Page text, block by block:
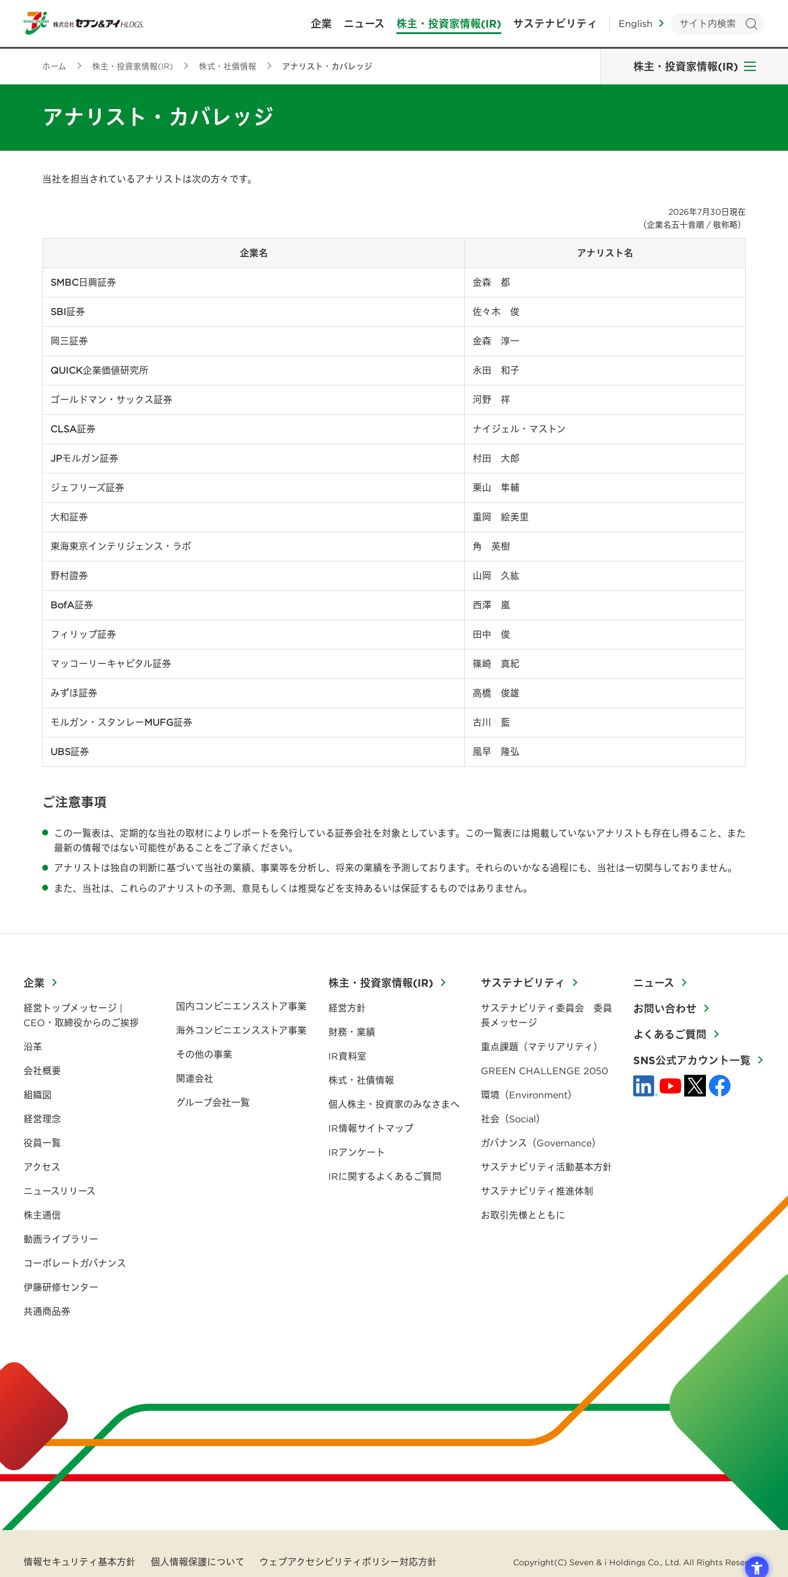
企業 ニュース 株主・投資家情報(IR) サステナビリティ English
ホーム 株主・投資家情報(IR) 株式・社債情報 アナリスト・カバレッジ 株主・投資家情報(IR)
アナリスト・カバレッジ
当社を担当されているアナリストは次の方々です。
2026年7月30日現在
（企業名五十音順 / 敬称略）
企業名 アナリスト名
SMBC日興証券 金森 都
SBI証券 佐々木 俊
岡三証券 金森 淳一
QUICK企業価値研究所 永田 和子
ゴールドマン・サックス証券 河野 祥
CLSA証券 ナイジェル・マストン
JPモルガン証券 村田 大郎
ジェフリーズ証券 栗山 隼輔
大和証券 重岡 絵美里
東海東京インテリジェンス・ラボ 角 英樹
野村證券 山岡 久紘
BofA証券 西澤 嵐
フィリップ証券 田中 俊
マッコーリーキャピタル証券 篠崎 真紀
みずほ証券 高橋 俊雄
モルガン・スタンレーMUFG証券 古川 藍
UBS証券 風早 隆弘
ご注意事項
この一覧表は、定期的な当社の取材によりレポートを発行している証券会社を対象としています。この一覧表には掲載していないアナリストも存在し得ること、また
最新の情報ではない可能性があることをご了承ください。
アナリストは独自の判断に基づいて当社の業績、事業等を分析し、将来の業績を予測しております。それらのいかなる過程にも、当社は一切関与しておりません。
また、当社は、これらのアナリストの予測、意見もしくは推奨などを支持あるいは保証するものではありません。
企業
経営トップメッセージ |
CEO・取締役からのご挨拶
沿革
会社概要
組織図
経営理念
役員一覧
アクセス
ニュースリリース
株主通信
動画ライブラリー
コーポレートガバナンス
伊藤研修センター
共通商品券
国内コンビニエンスストア事業
海外コンビニエンスストア事業
その他の事業
関連会社
グループ会社一覧
株主・投資家情報(IR)
経営方針
財務・業績
IR資料室
株式・社債情報
個人株主・投資家のみなさまへ
IR情報サイトマップ
IRアンケート
IRに関するよくあるご質問
サステナビリティ
サステナビリティ委員会 委員
長メッセージ
重点課題（マテリアリティ）
GREEN CHALLENGE 2050
環境（Environment）
社会（Social）
ガバナンス（Governance）
サステナビリティ活動基本方針
サステナビリティ推進体制
お取引先様とともに
ニュース
お問い合わせ
よくあるご質問
SNS公式アカウント一覧
情報セキュリティ基本方針 個人情報保護について ウェブアクセシビリティポリシー対応方針 Copyright(C) Seven & i Holdings Co., Ltd. All Rights Reserved.